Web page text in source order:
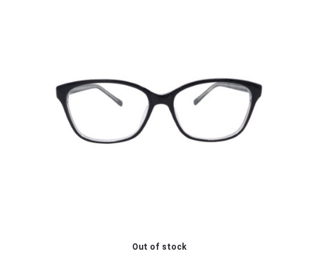
Out of stock